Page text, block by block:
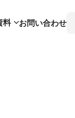
料 お問い合わせ